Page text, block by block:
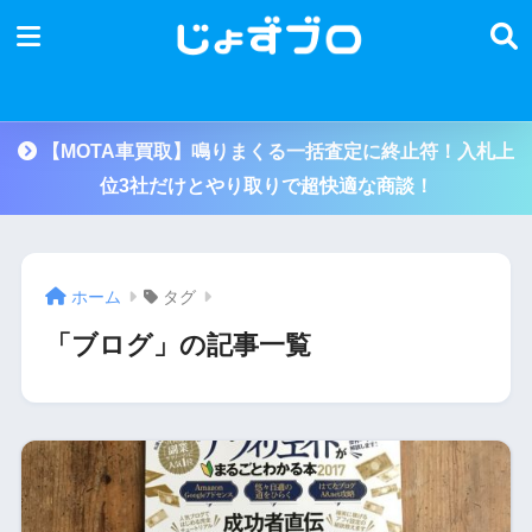
【MOTA車買取】鳴りまくる一括査定に終止符！入札上
位3社だけとやり取りで超快適な商談！
ホーム タグ
「ブログ」の記事一覧